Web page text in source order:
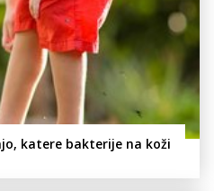
katere bakterije na koži